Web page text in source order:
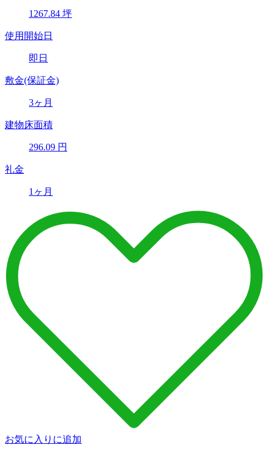
1267.84 坪
使用開始日
即日
敷金(保証金)
3ヶ月
建物床面積
296.09 円
礼金
1ヶ月
お気に入りに追加